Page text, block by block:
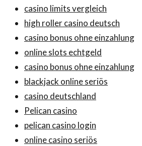
casino limits vergleich
high roller casino deutsch
casino bonus ohne einzahlung
online slots echtgeld
casino bonus ohne einzahlung
blackjack online seriös
casino deutschland
Pelican casino
pelican casino login
online casino seriös